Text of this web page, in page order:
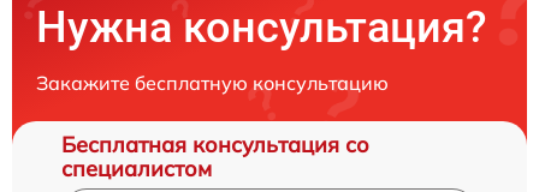
Нужна консультация?
Закажите бесплатную консультацию
Бесплатная консультация со
специалистом